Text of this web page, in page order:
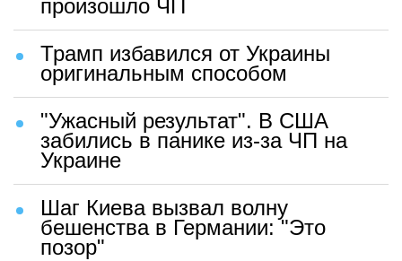
произошло ЧП
Трамп избавился от Украины
оригинальным способом
"Ужасный результат". В США
забились в панике из-за ЧП на
Украине
Шаг Киева вызвал волну
бешенства в Германии: "Это
позор"